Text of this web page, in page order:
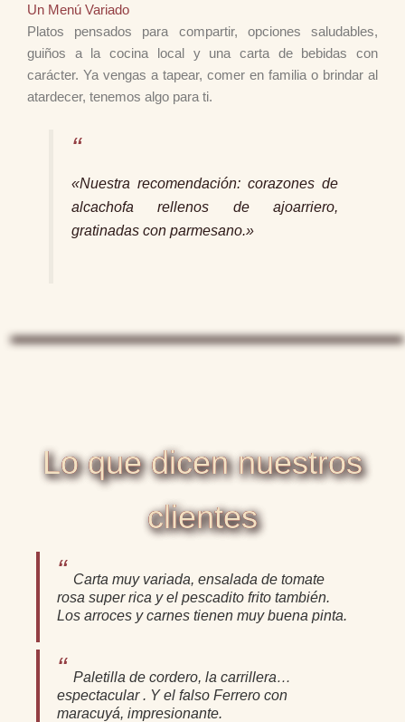
Un Menú Variado
Platos pensados para compartir, opciones saludables,
guiños a la cocina local y una carta de bebidas con
carácter. Ya vengas a tapear, comer en familia o brindar al
atardecer, tenemos algo para ti.
«Nuestra recomendación: corazones de
alcachofa rellenos de ajoarriero,
gratinadas con parmesano.»
Lo que dicen nuestros
clientes
Carta muy variada, ensalada de tomate
rosa super rica y el pescadito frito también.
Los arroces y carnes tienen muy buena pinta.
Paletilla de cordero, la carrillera…
espectacular . Y el falso Ferrero con
maracuyá, impresionante.